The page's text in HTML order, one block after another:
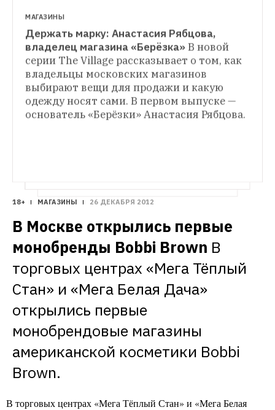
МАГАЗИНЫ
Держать марку: Ольга Карпуть,
владелица магазина «Кузнецкий Мост 20»
В новой серии The Village рассказывает о
том, как владельцы московских
магазинов выбирают вещи для продажи и
МАГАЗИНЫ
Держать марку: Михаил Дегтярев и
Андрей Кухтин, владельцы
магазина Le StoreThe Village продолжает
рассказывать о том, как владельцы
магазинов выбирают вещи для продажи и
какую одежду носят сами. Во втором
МАГАЗИНЫ
Держать марку: Анастасия Рябцова,
владелец магазина «Берёзка» В новой
серии The Village рассказывает о том, как
владельцы московских магазинов
выбирают вещи для продажи и какую
одежду носят сами. В первом выпуске —
основатель «Берёзки» Анастасия Рябцова.
18+ МАГАЗИНЫ 26 ДЕКАБРЯ 2012
В Москве открылись первые
монобренды Bobbi Brown В
торговых центрах «Мега Тёплый
Стан» и «Мега Белая Дача»
открылись первые
монобрендовые магазины
американской косметики Bobbi
Brown.
В торговых центрах «Мега Тёплый Стан» и «Мега Белая